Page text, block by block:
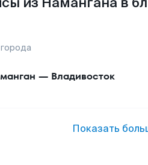
— Владивосток
Показать